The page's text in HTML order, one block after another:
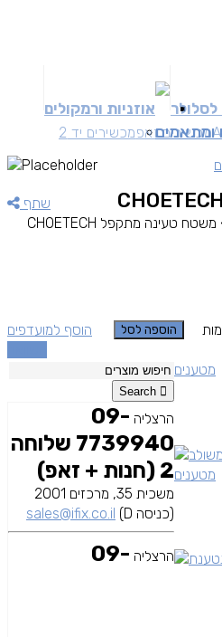
לסלולר אוזניות ורמקולים
מכשירים זאפמכשירים יד 2 ומתאמים
שתף
משטח טעינה מתקפל CHOETECH
משטח טעינה מתקפל CHOETECH
הוספה לסל
הוסף למועדפים
מטענים
מטענים
Search
הרצליה 09-
7739940 שלוחה
2 (חנות + זאפ)
משכית 35, מרכזים 2001
(כניסה D)
sales@ifix.co.il
הרצליה 09-